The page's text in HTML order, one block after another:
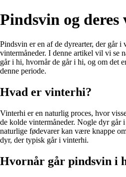
Pindsvin og
Pindsvin er en af de dyrearter, der går
vintermåneder. I denne artikel vil vi se
går i hi, hvornår de går i hi, og om det
denne periode.
Hvad er vinterhi?
Vinterhi er en naturlig proces, hvor
de kolde vintermåneder. Nogle dyr går
naturlige fødevarer kan være knappe
dyr, der typisk går i vinterhi.
Hvornår går pindsvin i